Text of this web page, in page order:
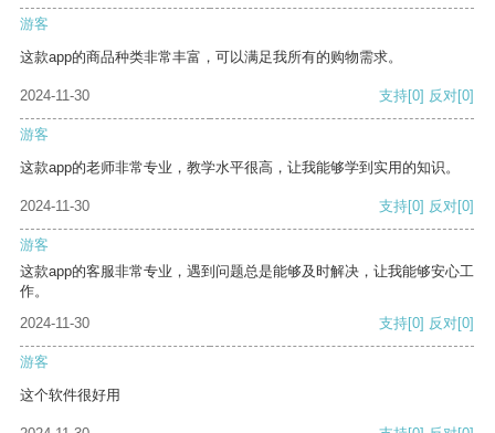
游客
这款app的商品种类非常丰富，可以满足我所有的购物需求。
2024-11-30 支持[0] 反对[0]
游客
这款app的老师非常专业，教学水平很高，让我能够学到实用的知识。
2024-11-30 支持[0] 反对[0]
游客
这款app的客服非常专业，遇到问题总是能够及时解决，让我能够安心工
作。
2024-11-30
支持[0] 反对[0]
游客
这个软件很好用